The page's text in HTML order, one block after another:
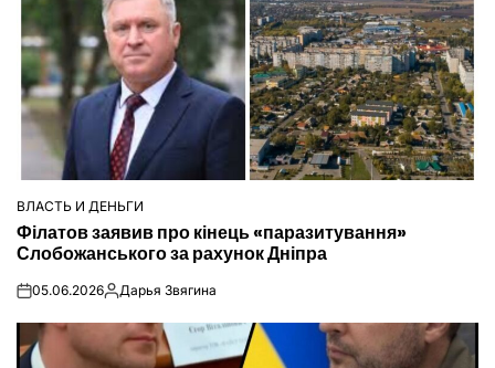
ОПУБЛІКУВАТИ
У
ВЛАСТЬ И ДЕНЬГИ
Філатов заявив про кінець «паразитування»
Слобожанського за рахунок Дніпра
on05.06.2026Опубліковано
Дарья Звягина